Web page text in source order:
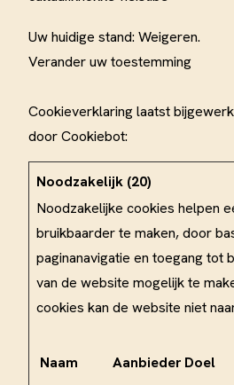
Uw huidige stand: Weigeren.
Verander uw toestemming
Cookieverklaring laatst
doorCookiebot:
Noodzakelijk (20)
Noodzakelijke cookies helpen
bruikbaarder te maken, door
paginanavigatie en toegang tot
van de website mogelijk te
cookies kan de website niet
Naam Aanbieder Doel